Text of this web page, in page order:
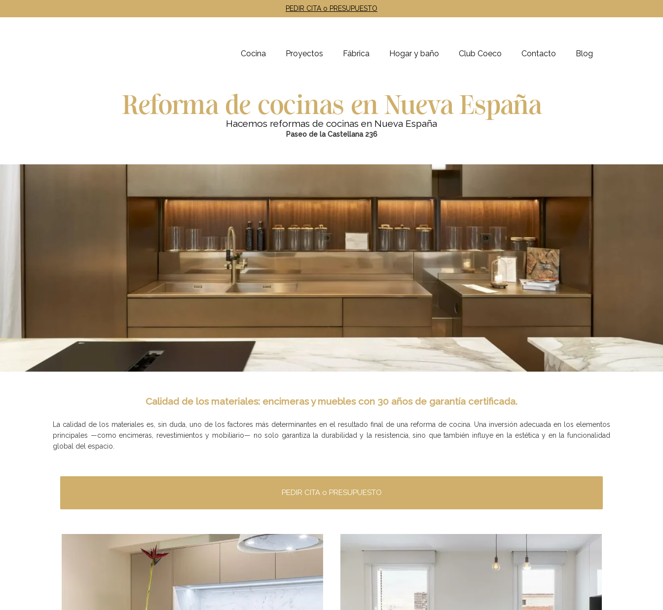
PEDIR CITA o PRESUPUESTO
Cocina Proyectos Fábrica Hogar y baño Club Coeco Contacto Blog
Reforma de cocinas en Nueva España
Hacemos reformas de cocinas en Nueva España
Paseo de la Castellana 236
Calidad de los materiales: encimeras y muebles con 30 años de garantía certificada.
La calidad de los materiales es, sin duda, uno de los factores más determinantes en el resultado final de una reforma de cocina. Una inversión adecuada en los elementos
principales —como encimeras, revestimientos y mobiliario— no solo garantiza la durabilidad y la resistencia, sino que también influye en la estética y en la funcionalidad
global del espacio.
PEDIR CITA o PRESUPUESTO